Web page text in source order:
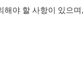
야 할 사항이 있으